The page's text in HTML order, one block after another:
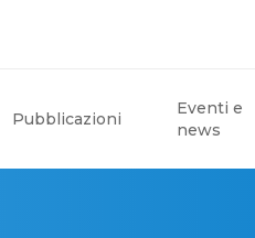
Pubblicazioni
Eventi e
news